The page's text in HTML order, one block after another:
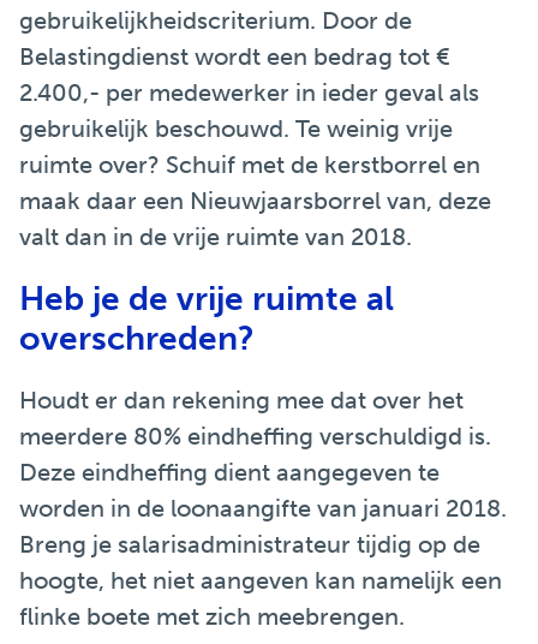
gebruikelijkheidscriterium. Door de
Belastingdienst wordt een bedrag tot €
2.400,- per medewerker in ieder geval als
gebruikelijk beschouwd. Te weinig vrije
ruimte over? Schuif met de kerstborrel en
maak daar een Nieuwjaarsborrel van, deze
valt dan in de vrije ruimte van 2018.
Heb je de vrije ruimte al
overschreden?
Houdt er dan rekening mee dat over het
meerdere 80% eindheffing verschuldigd is.
Deze eindheffing dient aangegeven te
worden in de loonaangifte van januari 2018.
Breng je salarisadministrateur tijdig op de
hoogte, het niet aangeven kan namelijk een
flinke boete met zich meebrengen.